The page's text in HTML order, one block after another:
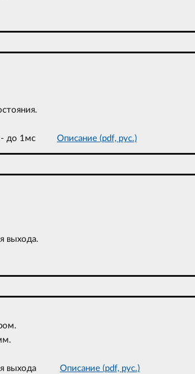
- до 1мс Описание (pdf, рус.)
выхода.
выхода Описание (pdf, рус.)